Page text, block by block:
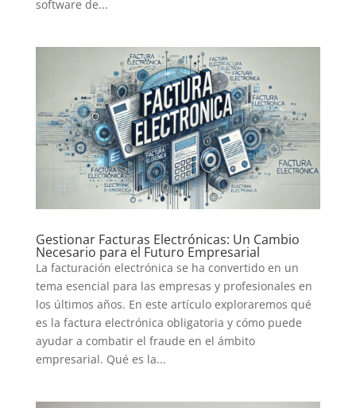
software de...
Gestionar Facturas Electrónicas: Un Cambio
Necesario para el Futuro Empresarial
La facturación electrónica se ha convertido en un
tema esencial para las empresas y profesionales en
los últimos años. En este artículo exploraremos qué
es la factura electrónica obligatoria y cómo puede
ayudar a combatir el fraude en el ámbito
empresarial. Qué es la...